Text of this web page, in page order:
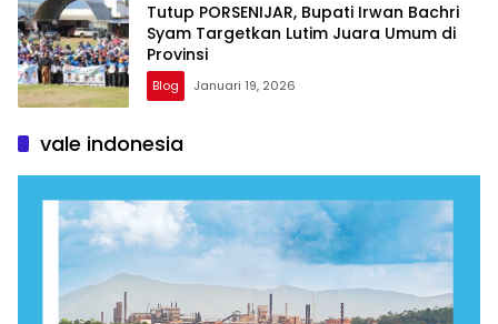
Tutup PORSENIJAR, Bupati Irwan Bachri
Syam Targetkan Lutim Juara Umum di
Provinsi
Blog Januari 19, 2026
vale indonesia